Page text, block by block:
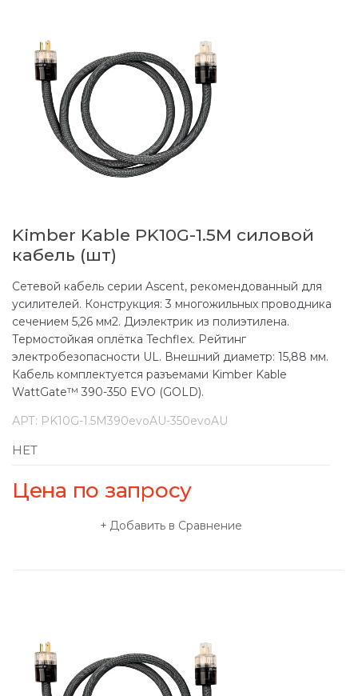
Kimber Kable PK10G-1.5M силовой
кабель (шт)
Сетевой кабель серии Ascent, рекомендованный для
усилителей. Конструкция: 3 многожильных проводника
сечением 5,26 мм2. Диэлектрик из полиэтилена.
Термостойкая оплётка Techflex. Рейтинг
электробезопасности UL. Внешний диаметр: 15,88 мм.
Кабель комплектуется разъемами Kimber Kable
WattGate™ 390-350 EVO (GOLD).
АРТ: PK10G-1.5M390evoAU-350evoAU
НЕТ
Цена по запросу
Добавить в Сравнение